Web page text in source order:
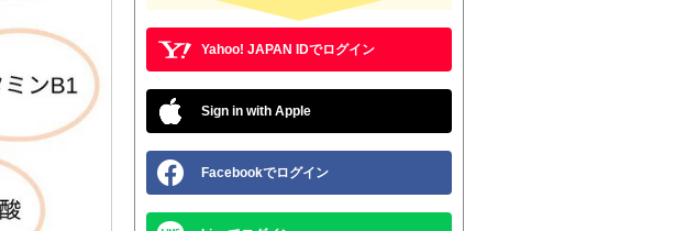
Yahoo! JAPAN IDでログイン
Sign in with Apple
Facebookでログイン